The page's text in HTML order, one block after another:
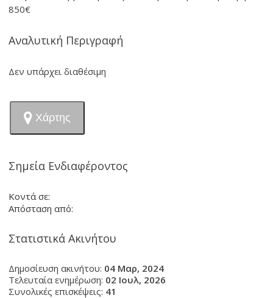
850€
Αναλυτική Περιγραφή
Δεν υπάρχει διαθέσιμη
Χάρτης
Σημεία Ενδιαφέροντος
Κοντά σε:
Απόσταση από:
Στατιστικά Ακινήτου
Δημοσίευση ακινήτου: 04 Μαρ, 2024
Τελευταία ενημέρωση: 02 Ιουλ, 2026
Συνολικές επισκέψεις: 41